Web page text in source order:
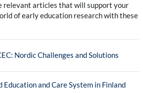
relevant articles that will support your
of early education research with these
Nordic Challenges and Solutions
Education and Care System in Finland